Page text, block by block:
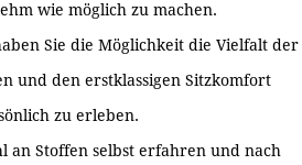
wie möglich zu machen.
Sie die Möglichkeit die Vielfalt der
und den erstklassigen Sitzkomfort
zu erleben.
an Stoffen selbst erfahren und nach